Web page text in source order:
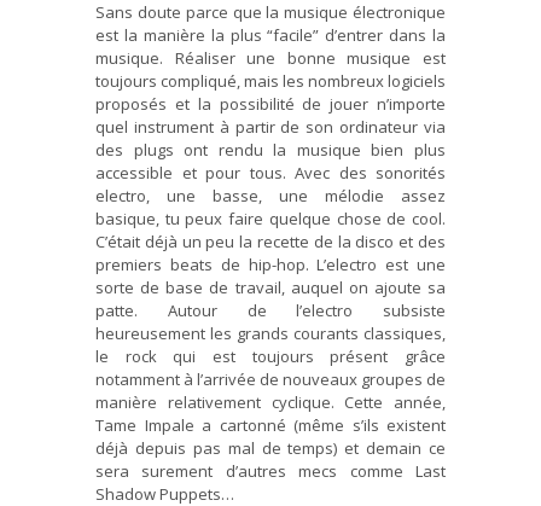
Sans doute parce que la musique électronique
est la manière la plus “facile” d’entrer dans la
musique. Réaliser une bonne musique est
toujours compliqué, mais les nombreux logiciels
proposés et la possibilité de jouer n’importe
quel instrument à partir de son ordinateur via
des plugs ont rendu la musique bien plus
accessible et pour tous. Avec des sonorités
electro, une basse, une mélodie assez
basique, tu peux faire quelque chose de cool.
C’était déjà un peu la recette de la disco et des
premiers beats de hip-hop. L’electro est une
sorte de base de travail, auquel on ajoute sa
patte. Autour de l’electro subsiste
heureusement les grands courants classiques,
le rock qui est toujours présent grâce
notamment à l’arrivée de nouveaux groupes de
manière relativement cyclique. Cette année,
Tame Impale a cartonné (même s’ils existent
déjà depuis pas mal de temps) et demain ce
sera surement d’autres mecs comme Last
Shadow Puppets…